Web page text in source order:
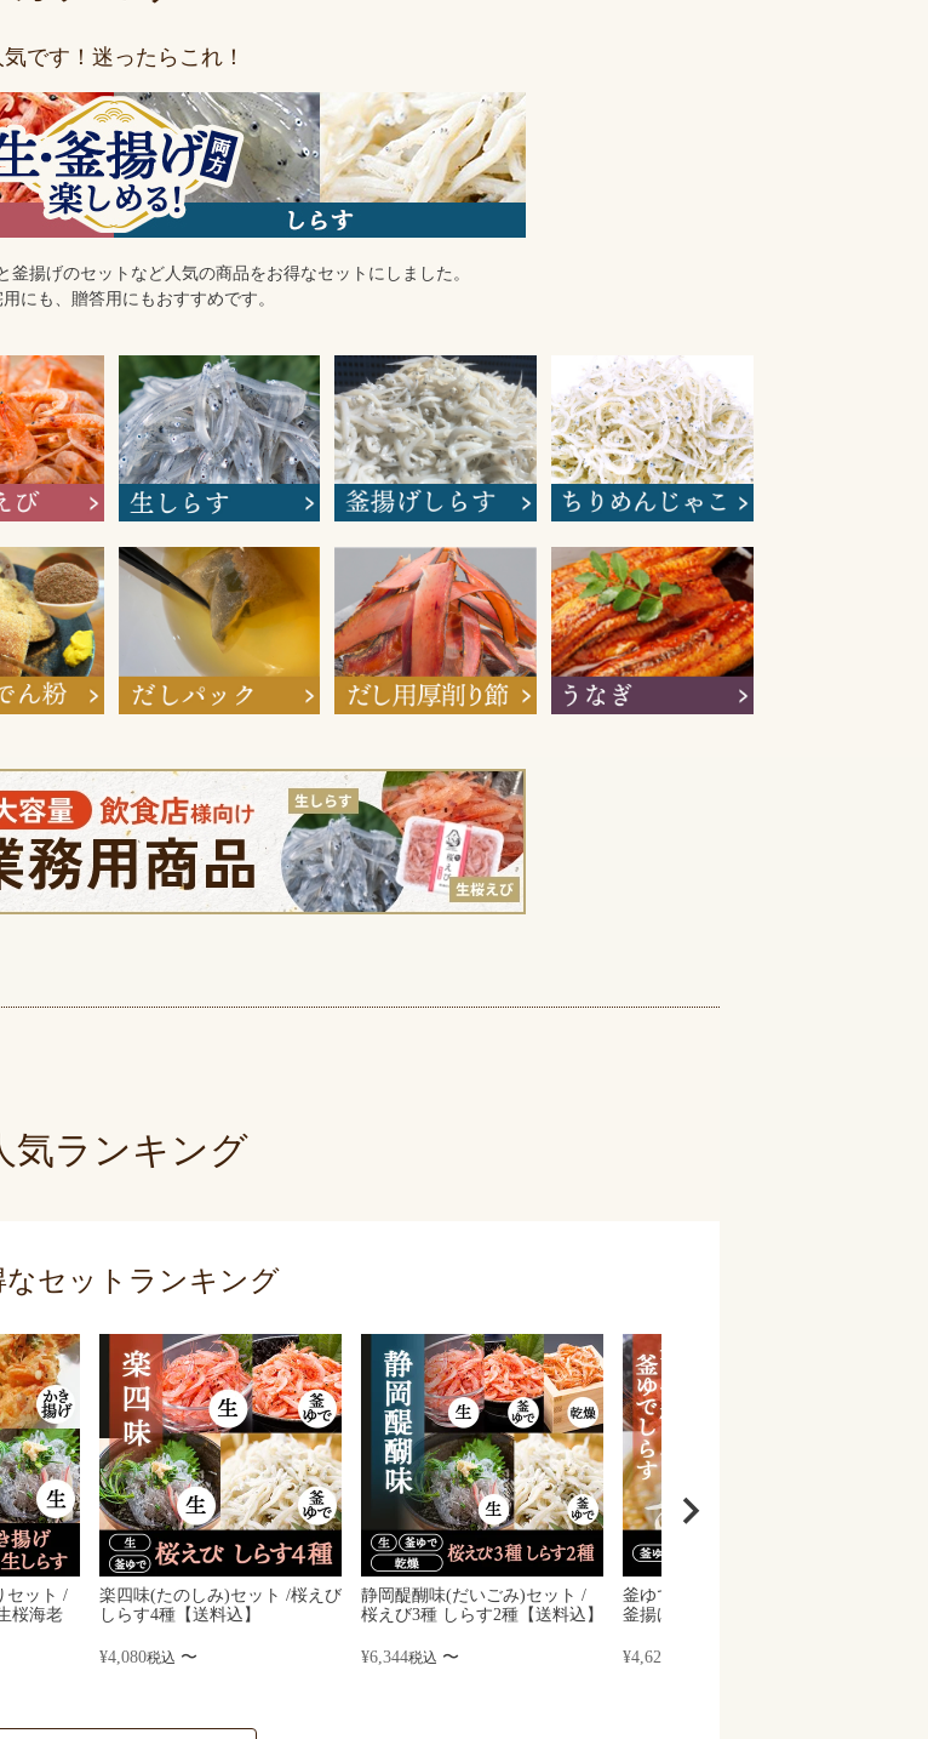
気です！迷ったらこれ！
釜揚げのセットなど人気の商品をお得なセットにしました。
にも、贈答用にもおすすめです。
気ランキング
なセットランキング
セット /
桜海老
楽四味(たのしみ)セット /桜えび
しらす4種【送料込】
¥4,080税込 〜
静岡醍醐味(だいごみ)セット /
桜えび3種 しらす2種【送料込】
¥6,344税込 〜
釜ゆでセット / 釜揚げ桜えび、
釜揚げしらす 【送料込】
¥4,620